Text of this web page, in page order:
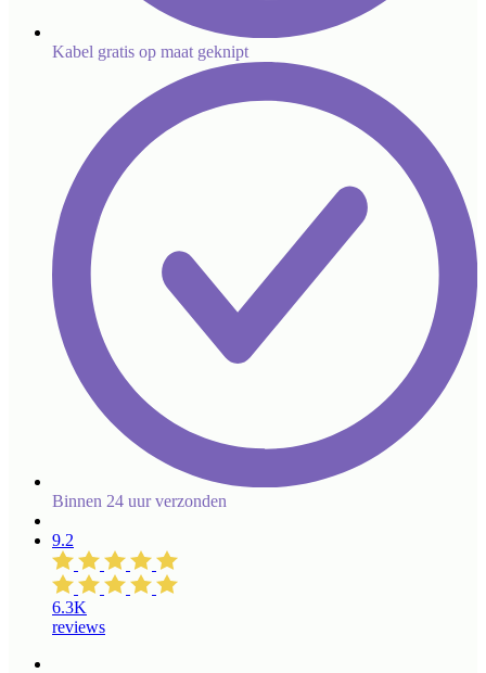
Kabel gratis op maat geknipt
Binnen 24 uur verzonden
9.2
6.3K
reviews